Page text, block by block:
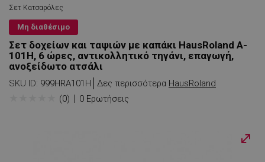
Σετ Κατσαρόλες
Μη διαθέσιμο
Σετ δοχείων και ταψιών με καπάκι HausRoland A-
101H, 6 ώρες, αντικολλητικό τηγάνι, επαγωγή,
ανοξείδωτο ατσάλι
SKU ID: 999HRA101H Δες περισσότερα HausRoland
(0) 0 Ερωτήσεις